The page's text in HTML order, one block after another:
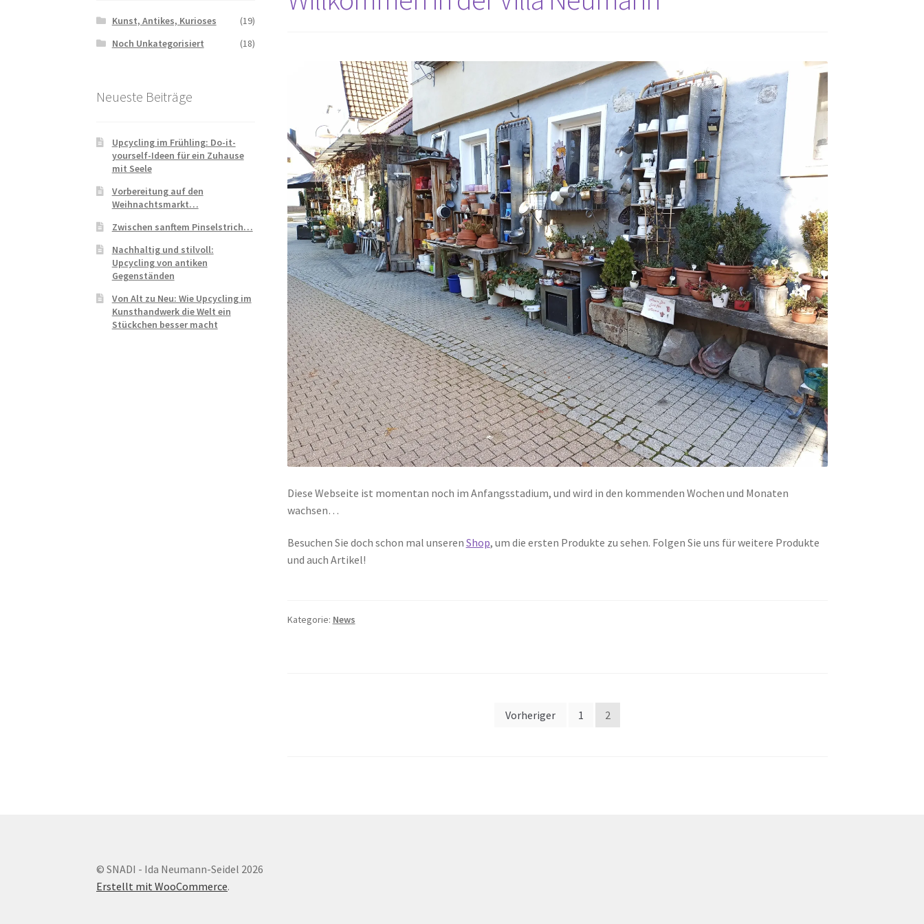
Diese Webseite ist momentan noch im Anfangsstadium, und wird in den kommenden Wochen und Monaten
wachsen…
Besuchen Sie doch schon mal unseren Shop, um die ersten Produkte zu sehen. Folgen Sie uns für weitere Produkte
und auch Artikel!
Kategorie: News
Vorheriger 1 2
Kunst, Antikes, Kurioses
(19)
Noch Unkategorisiert
(18)
Neueste Beiträge
Upcycling im Frühling: Do-it-
yourself-Ideen für ein Zuhause
mit Seele
Vorbereitung auf den
Weihnachtsmarkt…
Zwischen sanftem Pinselstrich…
Nachhaltig und stilvoll:
Upcycling von antiken
Gegenständen
Von Alt zu Neu: Wie Upcycling im
Kunsthandwerk die Welt ein
Stückchen besser macht
© SNADI - Ida Neumann-Seidel 2026
Erstellt mit WooCommerce.